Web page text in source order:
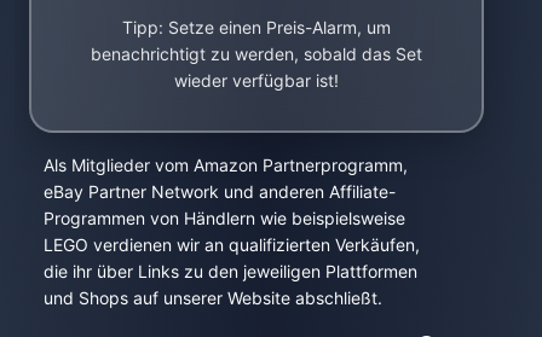
Tipp: Setze einen Preis-Alarm, um
benachrichtigt zu werden, sobald das Set
wieder verfügbar ist!
Als Mitglieder vom Amazon Partnerprogramm,
eBay Partner Network und anderen Affiliate-
Programmen von Händlern wie beispielsweise
LEGO verdienen wir an qualifizierten Verkäufen,
die ihr über Links zu den jeweiligen Plattformen
und Shops auf unserer Website abschließt.